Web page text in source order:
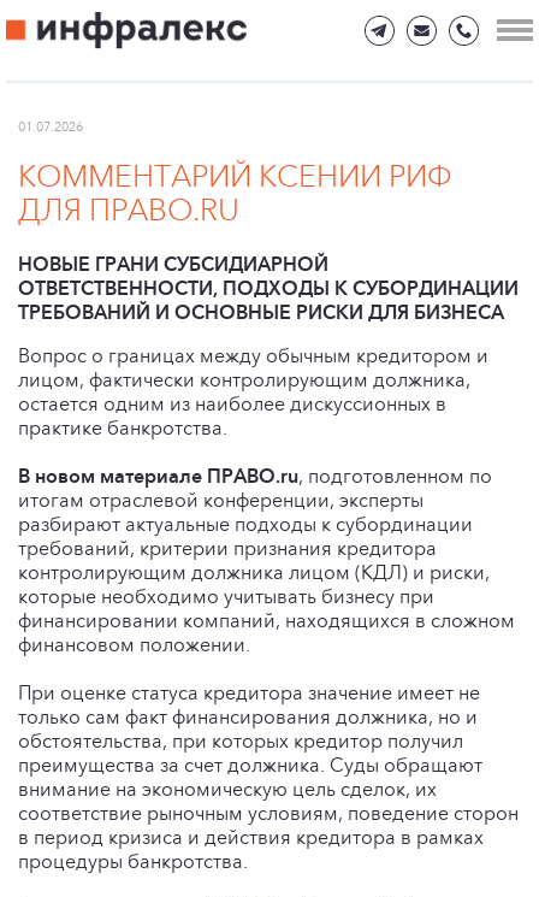
01.07.2026
КОММЕНТАРИЙ КСЕНИИ РИФ
ДЛЯ ПРАВО.RU
НОВЫЕ ГРАНИ СУБСИДИАРНОЙ
ОТВЕТСТВЕННОСТИ, ПОДХОДЫ К СУБОРДИНАЦИИ
ТРЕБОВАНИЙ И ОСНОВНЫЕ РИСКИ ДЛЯ БИЗНЕСА
Вопрос о границах между обычным кредитором и
лицом, фактически контролирующим должника,
остается одним из наиболее дискуссионных в
практике банкротства.
В новом материале ПРАВО.ru, подготовленном по
итогам отраслевой конференции, эксперты
разбирают актуальные подходы к субординации
требований, критерии признания кредитора
контролирующим должника лицом (КДЛ) и риски,
которые необходимо учитывать бизнесу при
финансировании компаний, находящихся в сложном
финансовом положении.
При оценке статуса кредитора значение имеет не
только сам факт финансирования должника, но и
обстоятельства, при которых кредитор получил
преимущества за счет должника. Суды обращают
внимание на экономическую цель сделок, их
соответствие рыночным условиям, поведение сторон
в период кризиса и действия кредитора в рамках
процедуры банкротства.